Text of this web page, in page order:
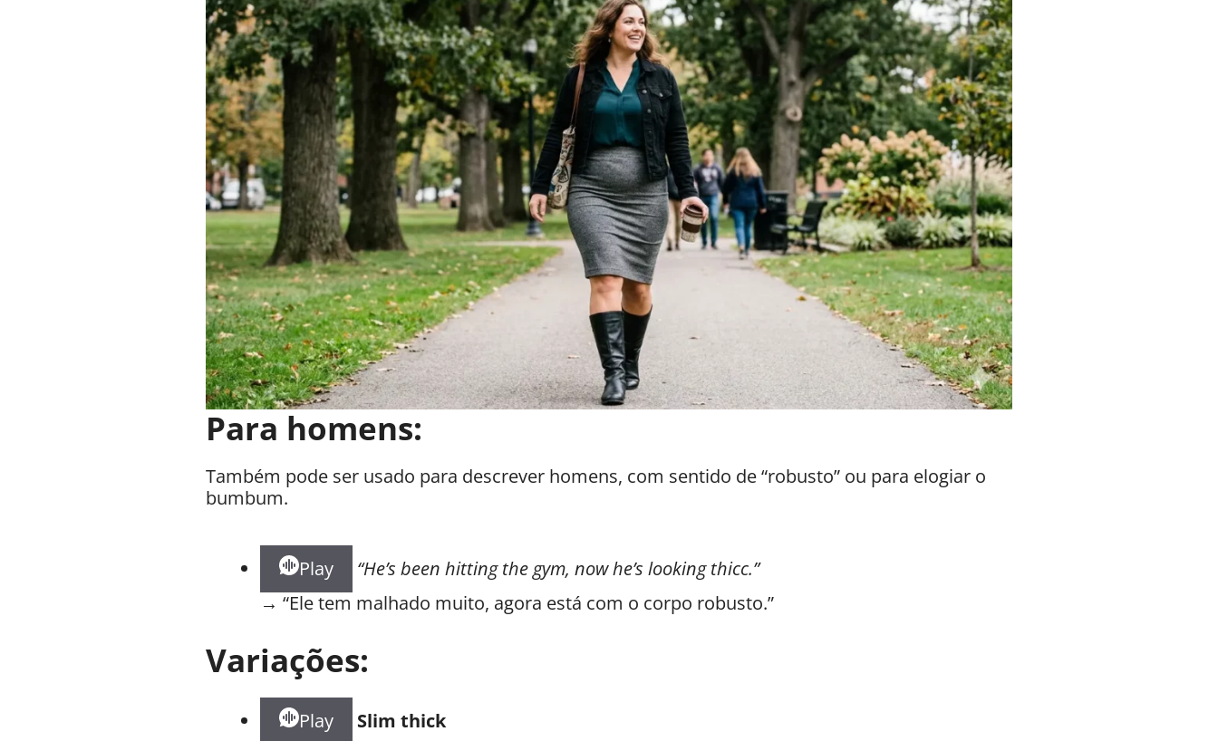
Para homens:
Também pode ser usado para descrever homens, com sentido de “robusto” ou para elogiar o
bumbum.
Play
“He’s been hitting the gym, now he’s looking thicc.”
→ “Ele tem malhado muito, agora está com o corpo robusto.”
Variações:
Play
Slim thick